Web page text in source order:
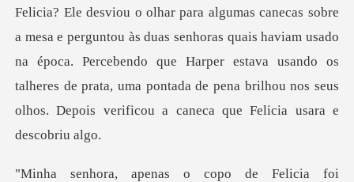
Felicia? Ele desviou o olhar para algumas canecas sobre
a mesa e perguntou às duas senhoras quais haviam